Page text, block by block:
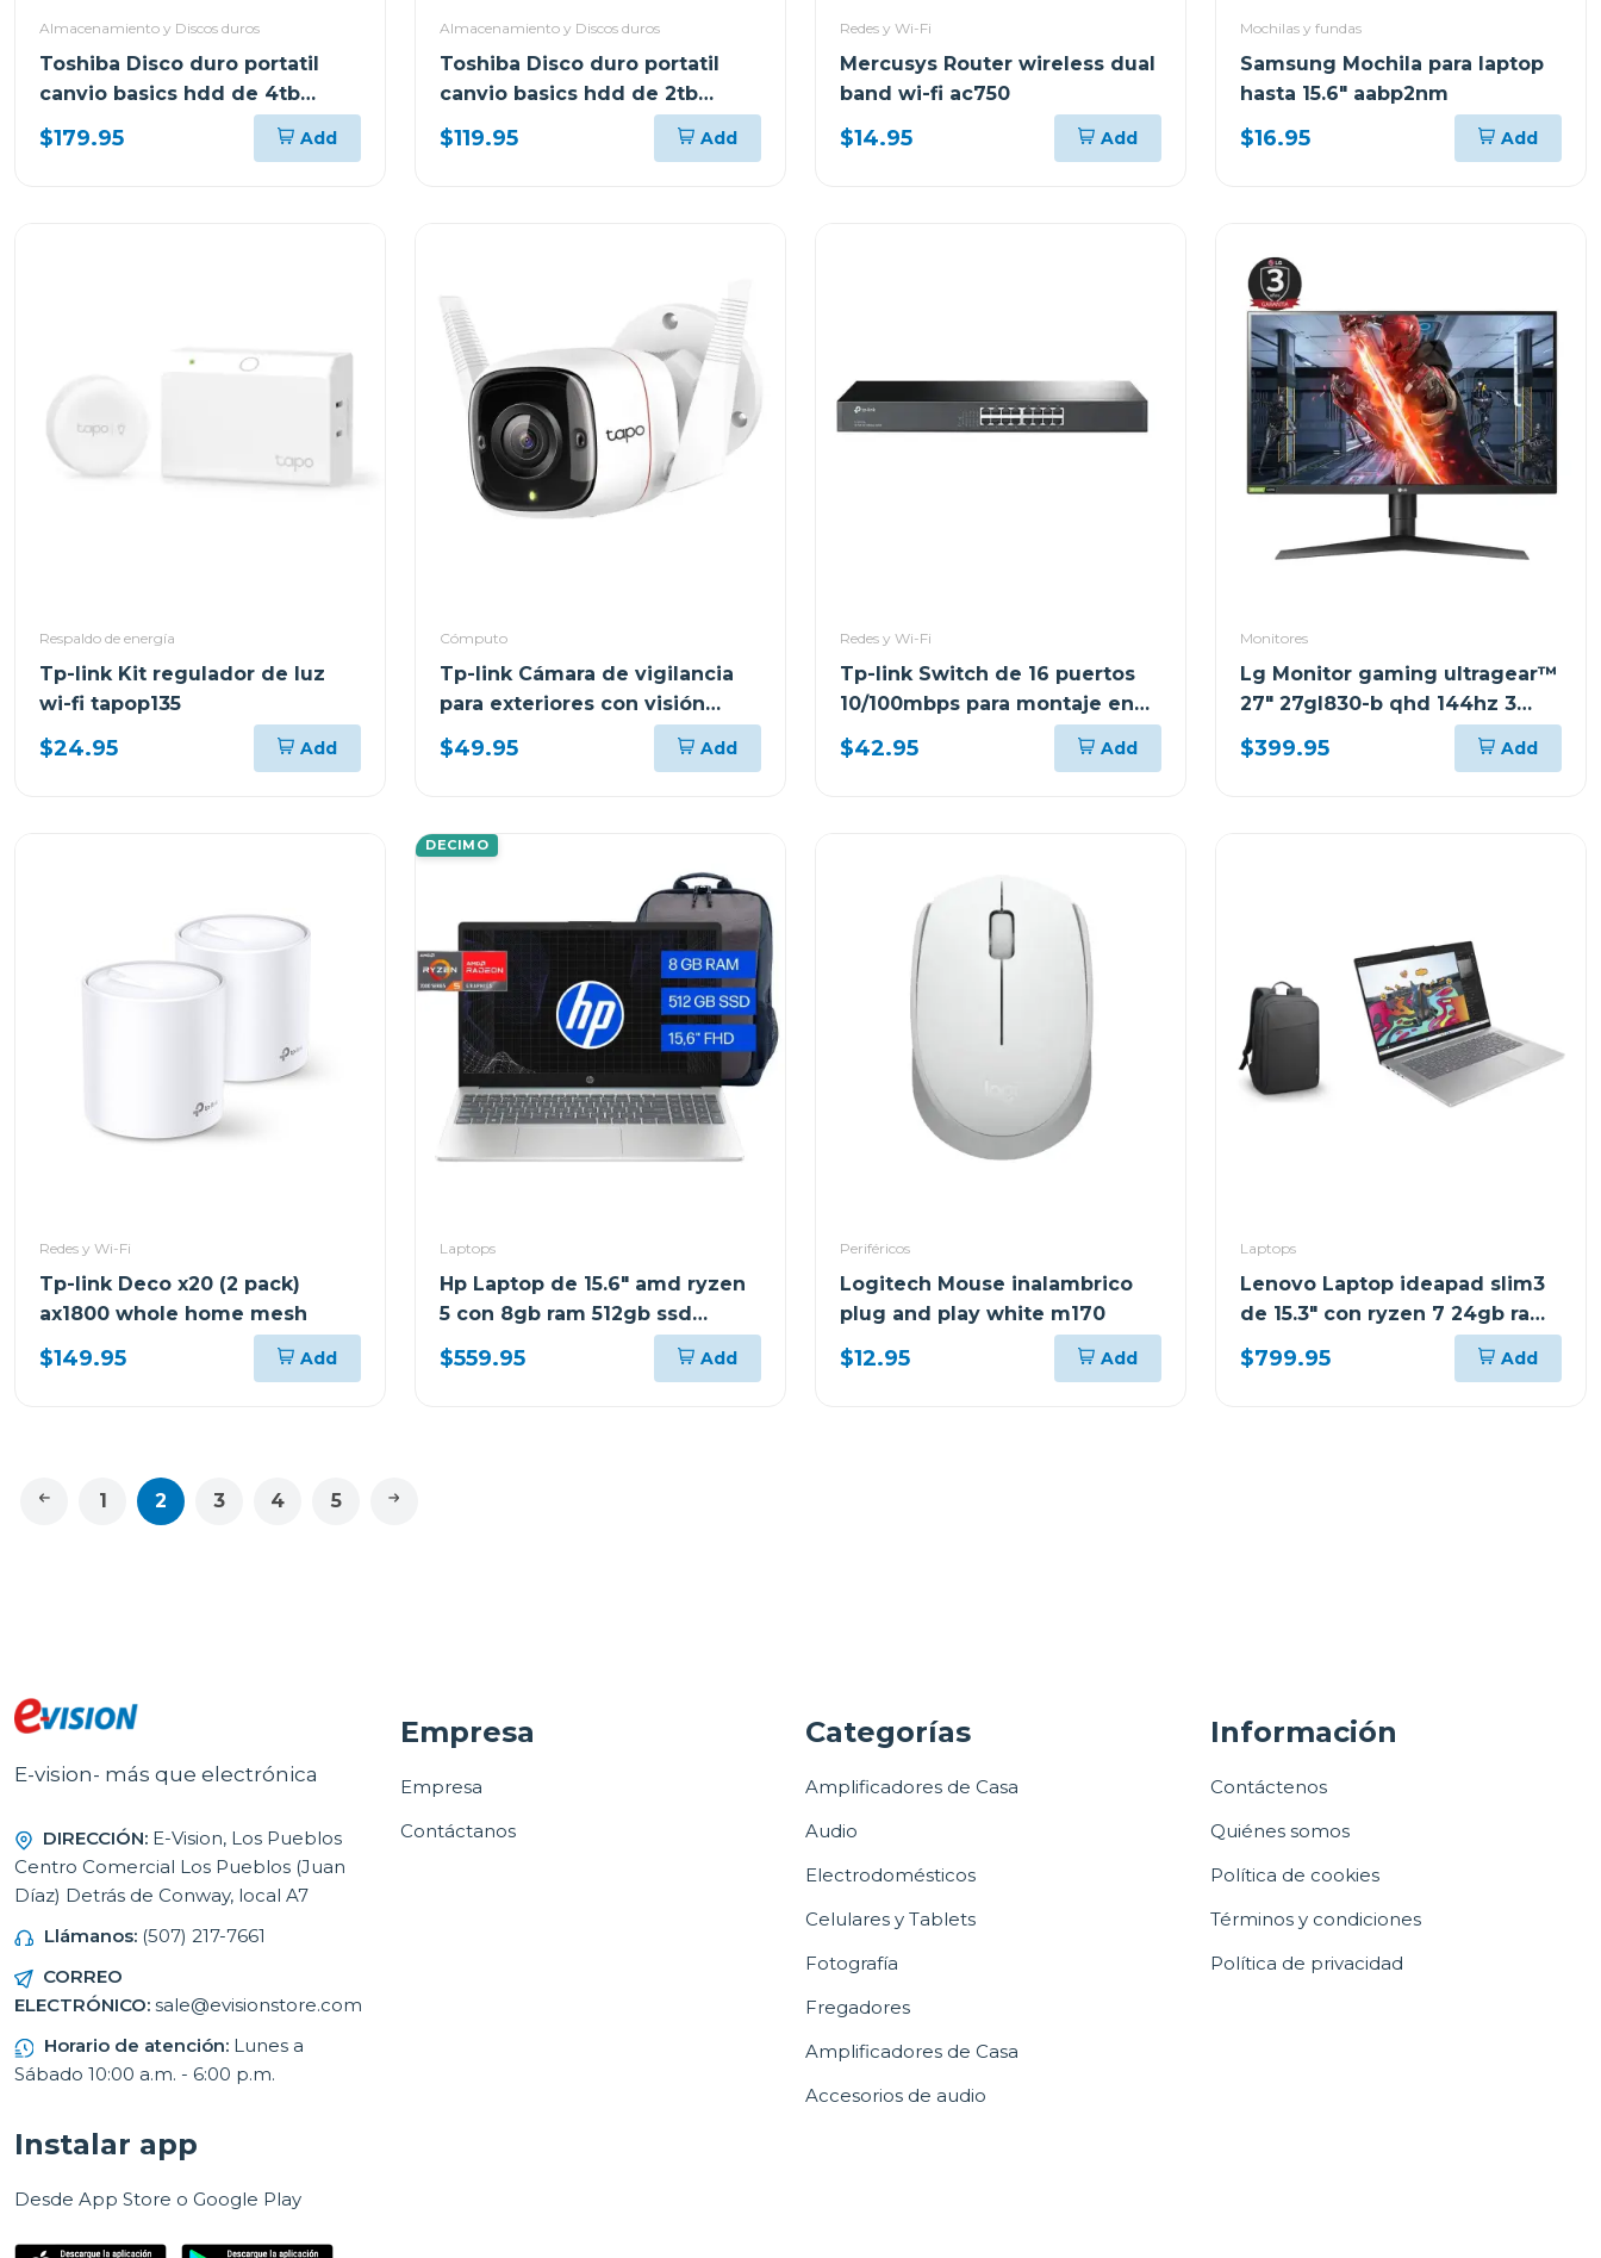
Almacenamiento y Discos duros
Toshiba Disco duro portatil
canvio basics hdd de 4tb
hdtb540xk
$179.95 Add
Almacenamiento y Discos duros
Toshiba Disco duro portatil
canvio basics hdd de 2tb
hdtb520xk
$119.95 Add
Redes y Wi-Fi
Mercusys Router wireless dual
band wi-fi ac750
$14.95 Add
Mochilas y fundas
Samsung Mochila para laptop
hasta 15.6" aabp2nm
$16.95 Add
Respaldo de energía
Tp-link Kit regulador de luz
wi-fi tapop135
$24.95 Add
Cómputo
Tp-link Cámara de vigilancia
para exteriores con visión
nocturna y detección ia c310
$49.95 Add
Redes y Wi-Fi
Tp-link Switch de 16 puertos
10/100mbps para montaje en
rack tlsf10
$42.95 Add
Monitores
Lg Monitor gaming ultragear™
27" 27gl830-b qhd 144hz 3
años de garantía
$399.95 Add
Redes y Wi-Fi
Tp-link Deco x20 (2 pack)
ax1800 whole home mesh
$149.95 Add
DECIMO
Laptops
Hp Laptop de 15.6" amd ryzen
5 con 8gb ram 512gb ssd
15fc0250
$559.95 Add
Periféricos
Logitech Mouse inalambrico
plug and play white m170
$12.95 Add
Laptops
Lenovo Laptop ideapad slim3
de 15.3" con ryzen 7 24gb ram
y 512gb ssd windows 11
83K700ECGJ
$799.95 Add
1 2 3 4 5
E-vision- más que electrónica
DIRECCIÓN: E-Vision, Los Pueblos
Centro Comercial Los Pueblos (Juan
Díaz) Detrás de Conway, local A7
Llámanos: (507) 217-7661
CORREO
ELECTRÓNICO: sale@evisionstore.com
Horario de atención: Lunes a
Sábado 10:00 a.m. - 6:00 p.m.
Empresa
Empresa
Contáctanos
Categorías
Amplificadores de Casa
Audio
Electrodomésticos
Celulares y Tablets
Fotografía
Fregadores
Amplificadores de Casa
Accesorios de audio
Información
Contáctenos
Quiénes somos
Política de cookies
Términos y condiciones
Política de privacidad
Instalar app
Desde App Store o Google Play